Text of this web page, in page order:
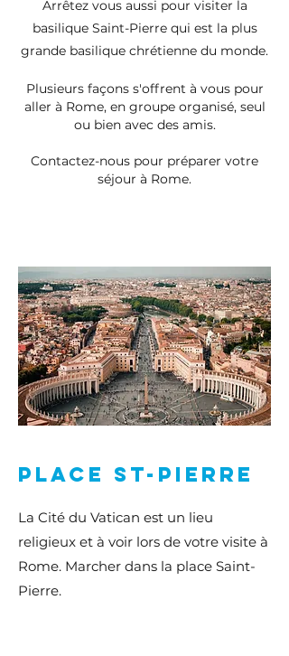
Arrêtez vousaussi pour visiter la
basilique Saint-Pierrequi est la plus
grande basilique chrétienne du monde.
Plusieurs façons s'offrent à vous pour
aller à Rome, en groupe organisé, seul
ou bien avec des amis.
Contactez-nous pour préparer votre
séjour à Rome.
Place St-pierre
La Cité du Vatican est un lieu
religieux et à voir lors de votre visite à
Rome. Marcher dans la place Saint-
Pierre.